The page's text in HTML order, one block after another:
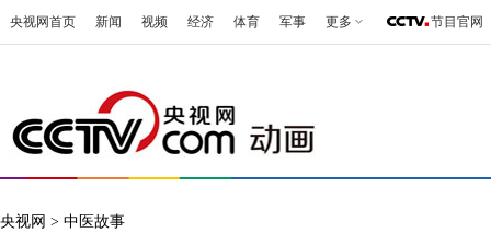
央视网首页 新闻 视频 经济 体育 军事 更多 节目官网
央视网 > 中医故事